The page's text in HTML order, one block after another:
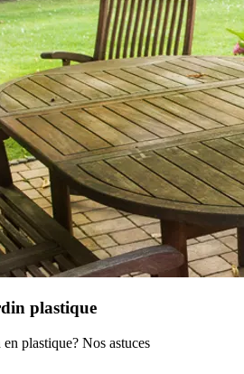
plastique
plastique? Nos astuces